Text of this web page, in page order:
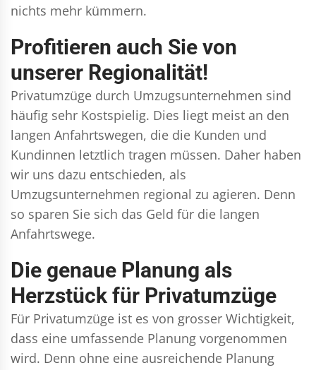
nichts mehr kümmern.
Profitieren auch Sie von
unserer Regionalität!
Privatumzüge durch Umzugsunternehmen sind
häufig sehr Kostspielig. Dies liegt meist an den
langen Anfahrtswegen, die die Kunden und
Kundinnen letztlich tragen müssen. Daher haben
wir uns dazu entschieden, als
Umzugsunternehmen regional zu agieren. Denn
so sparen Sie sich das Geld für die langen
Anfahrtswege.
Die genaue Planung als
Herzstück für Privatumzüge
Für Privatumzüge ist es von grosser Wichtigkeit,
dass eine umfassende Planung vorgenommen
wird. Denn ohne eine ausreichende Planung